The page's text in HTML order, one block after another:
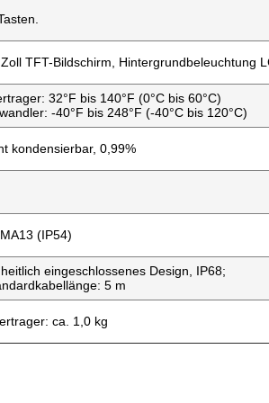
TFT-Bildschirm, Hintergrundbeleuchtung
32°F bis 140°F (0°C bis 60°C)
-40°F bis 248°F (-40°C bis 120°C)
kondensierbar, 0,99%
(IP54)
eingeschlossenes Design, IP68;
5 m
ca. 1,0 kg